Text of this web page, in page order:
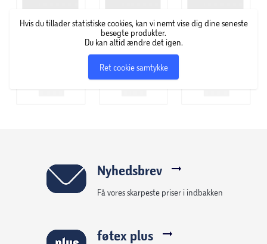
Hvis du tillader statistiske cookies, kan vi nemt vise dig dine seneste
besøgte produkter.
Du kan altid ændre det igen.
Ret cookie samtykke
Nyhedsbrev
Få vores skarpeste priser i indbakken
føtex plus